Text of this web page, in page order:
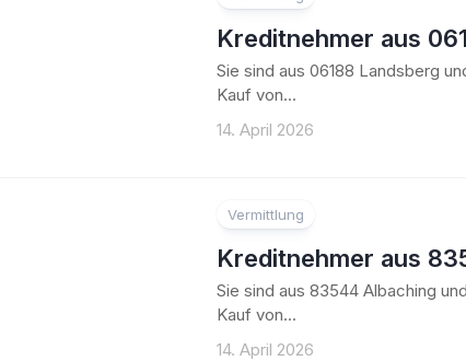
Kreditnehmer aus
Sie sind aus 06188 Landsberg
Kauf von...
14. April 2026
Vermittlung
Kreditnehmer aus
Sie sind aus 83544 Albaching
Kauf von...
14. April 2026